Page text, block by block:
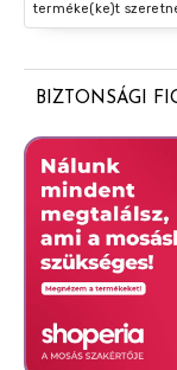
terméke(ke)t
BIZTONSÁGI
Lítium elem.
kifolyhat
hatására, illetve
vagy nem
régi és új,
Gyermekek
forduljon orvoshoz.